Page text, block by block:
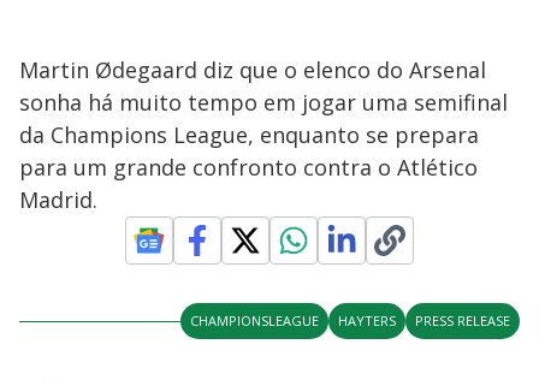
Martin Ødegaard diz que o elenco do Arsenal
sonha há muito tempo em jogar uma semifinal
da Champions League, enquanto se prepara
para um grande confronto contra o Atlético
Madrid.
CHAMPIONSLEAGUE HAYTERS PRESS RELEASE